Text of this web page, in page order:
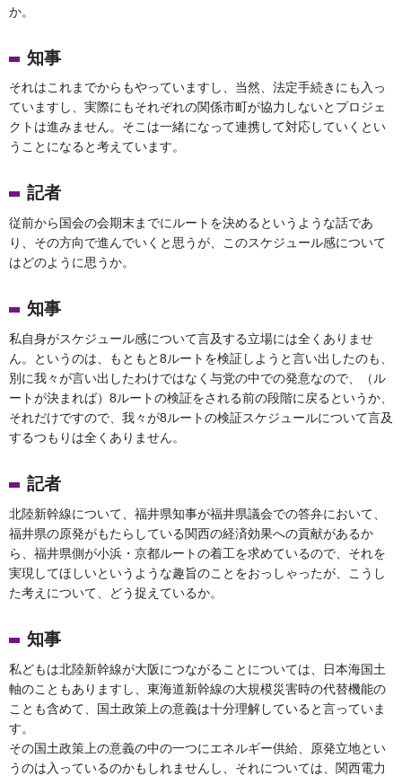
か。
知事
それはこれまでからもやっていますし、当然、法定手続きにも入っ
ていますし、実際にもそれぞれの関係市町が協力しないとプロジェ
クトは進みません。そこは一緒になって連携して対応していくとい
うことになると考えています。
記者
従前から国会の会期末までにルートを決めるというような話であ
り、その方向で進んでいくと思うが、このスケジュール感について
はどのように思うか。
知事
私自身がスケジュール感について言及する立場には全くありませ
ん。というのは、もともと8ルートを検証しようと言い出したのも、
別に我々が言い出したわけではなく与党の中での発意なので、（ル
ートが決まれば）8ルートの検証をされる前の段階に戻るというか、
それだけですので、我々が8ルートの検証スケジュールについて言及
するつもりは全くありません。
記者
北陸新幹線について、福井県知事が福井県議会での答弁において、
福井県の原発がもたらしている関西の経済効果への貢献があるか
ら、福井県側が小浜・京都ルートの着工を求めているので、それを
実現してほしいというような趣旨のことをおっしゃったが、こうし
た考えについて、どう捉えているか。
知事
私どもは北陸新幹線が大阪につながることについては、日本海国土
軸のこともありますし、東海道新幹線の大規模災害時の代替機能の
ことも含めて、国土政策上の意義は十分理解していると言っていま
す。
その国土政策上の意義の中の一つにエネルギー供給、原発立地とい
うのは入っているのかもしれませんし、それについては、関西電力